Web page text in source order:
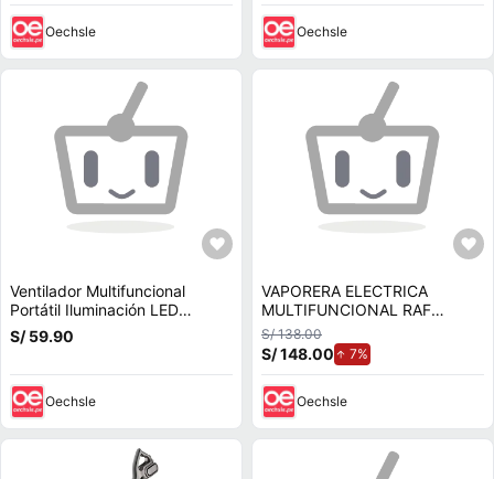
Oechsle Oechsle
Ventilador Multifuncional
Portátil Iluminación LED
Recargable Aire Frio Escritorio
Mesa
S/ 59.90
Oechsle
VAPORERA ELECTRICA
MULTIFUNCIONAL RAF
R.0055 DE 2 NIVELES 500ML
S/ 138.00
S/ 148.00 7%
Oechsle